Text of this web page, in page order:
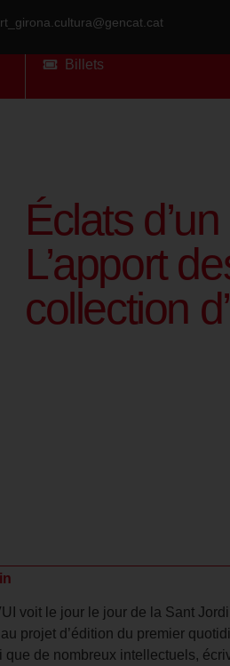
Billets
Éclats
L’apport
collection
voit le jour le jour de la Sant
projet d’édition du premier
de nombreux intellectuels,